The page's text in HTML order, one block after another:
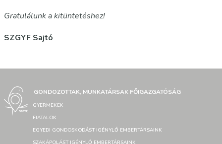
Gratulálunk a kitüntetéshez!
SZGYF Sajtó
GONDOZOTTAK, MUNKATÁRSAK FŐIGAZGATÓSÁG
GYERMEKEK
FIATALOK
EGYEDI GONDOSKODÁST IGÉNYLŐ EMBERTÁRSAINK
SZAKÁPOLÁST IGÉNYLŐ EMBERTÁRSAINK